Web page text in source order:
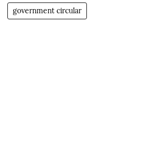
government circular